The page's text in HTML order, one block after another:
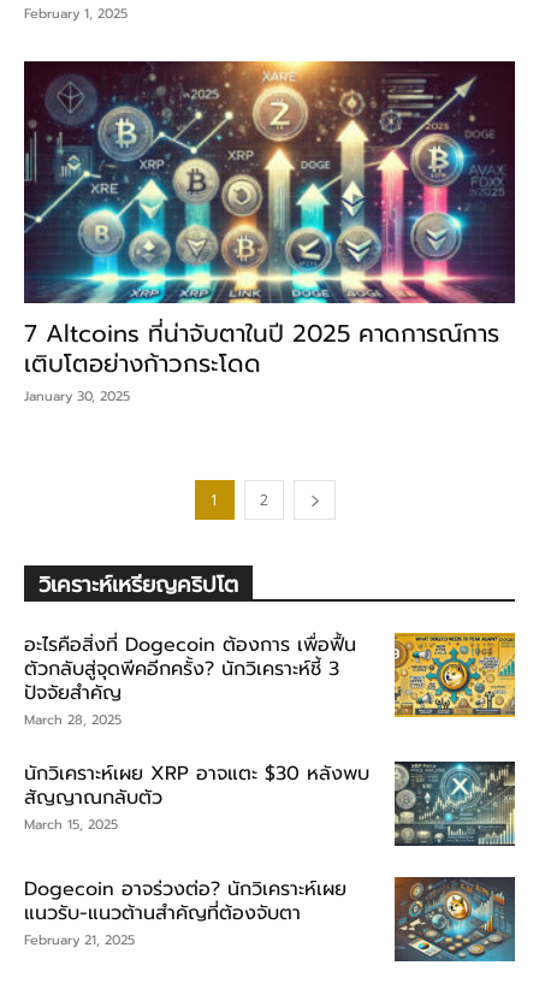
February 1, 2025
7 Altcoins ที่น่าจับตาในปี 2025 คาดการณ์การ
เติบโตอย่างก้าวกระโดด
January 30, 2025
1 2
วิเคราะห์เหรียญคริปโต
อะไรคือสิ่งที่ Dogecoin ต้องการ เพื่อฟื้น
ตัวกลับสู่จุดพีคอีกครั้ง? นักวิเคราะห์ชี้ 3
ปัจจัยสำคัญ
March 28, 2025
นักวิเคราะห์เผย XRP อาจแตะ $30 หลังพบ
สัญญาณกลับตัว
March 15, 2025
Dogecoin อาจร่วงต่อ? นักวิเคราะห์เผย
แนวรับ-แนวต้านสำคัญที่ต้องจับตา
February 21, 2025